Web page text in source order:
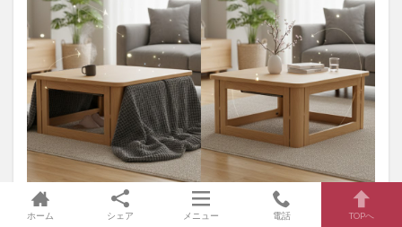
ホーム シェア メニュー 電話 TOPへ